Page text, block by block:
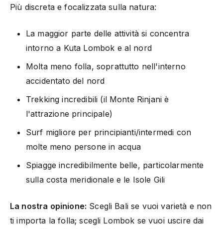
Più discreta e focalizzata sulla natura:
La maggior parte delle attività si concentra
intorno a Kuta Lombok e al nord
Molta meno folla, soprattutto nell'interno
accidentato del nord
Trekking incredibili (il Monte Rinjani è
l'attrazione principale)
Surf migliore per principianti/intermedi con
molte meno persone in acqua
Spiagge incredibilmente belle, particolarmente
sulla costa meridionale e le Isole Gili
La nostra opinione: Scegli Bali se vuoi varietà e non
ti importa la folla; scegli Lombok se vuoi uscire dai